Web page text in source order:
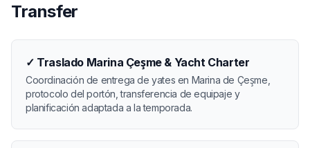
Transfer
✓ Traslado Marina Çeşme & Yacht Charter
Coordinación de entrega de yates en Marina de Çeşme,
protocolo del portón, transferencia de equipaje y
planificación adaptada a la temporada.